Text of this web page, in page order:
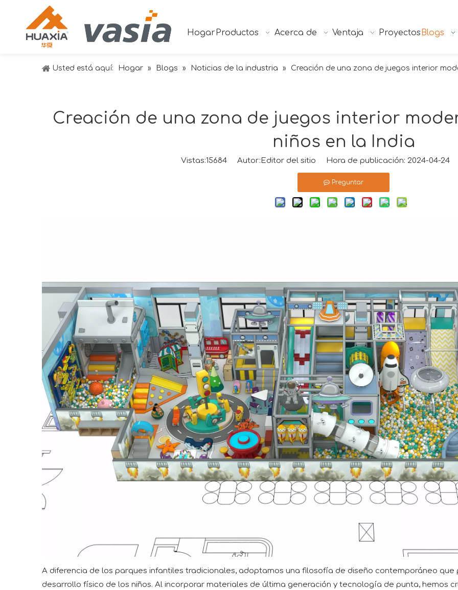
Hogar Productos Acerca de Ventaja Proyectos Blogs
Usted está aquí: Hogar » Blogs » Noticias de la industria » Creación de una zona de juegos interior
Creación de una zona de juegos interior
niños en la India
Vistas:15684Autor:Editor del sitio Hora de publicación: 2024-04-24
Preguntar
A diferencia de los parques infantiles tradicionales, adoptamos una filosofía de diseño contemporáneo
desarrollo físico de los niños. Al incorporar materiales de última generación y tecnología de punta, hemos